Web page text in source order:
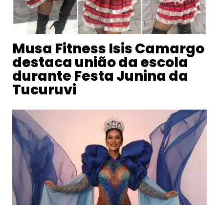
Musa Fitness Isis Camargo
destaca união da escola
durante Festa Junina da
Tucuruvi